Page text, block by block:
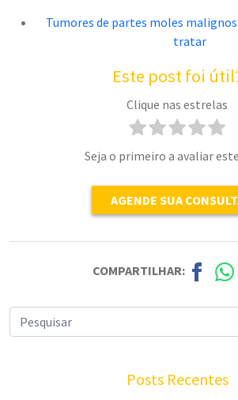
Tumores de partes moles
tratar
Este post foi
Clique nas estrelas
Seja o primeiro a avaliar
AGENDE SUA
COMPARTILHAR:
Posts Recentes